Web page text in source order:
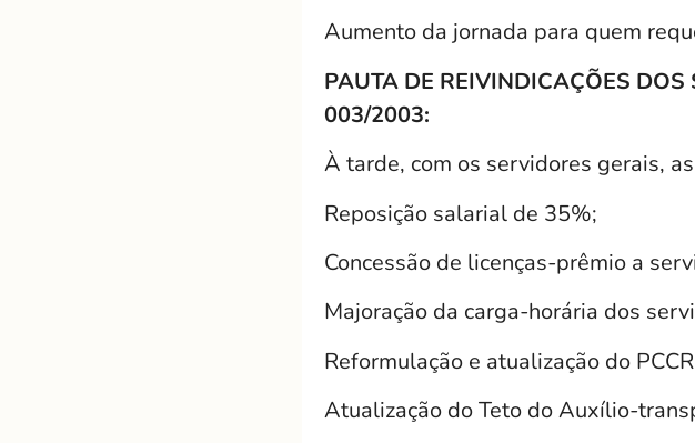
Aumento da jornada para quem
PAUTA DE REIVINDICAÇÕES DOS
003/2003:
À tarde, com os servidores gerais,
Reposição salarial de 35%;
Concessão de licenças-prêmio a
Majoração da carga-horária dos
Reformulação e atualização do
Atualização do Teto do Auxílio-